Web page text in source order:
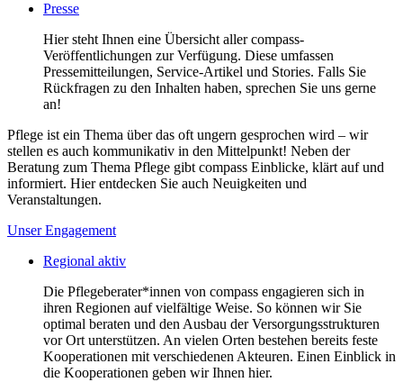
Presse
Hier steht Ihnen eine Übersicht aller compass-
Veröffentlichungen zur Verfügung. Diese umfassen
Pressemitteilungen, Service-Artikel und Stories. Falls Sie
Rückfragen zu den Inhalten haben, sprechen Sie uns gerne
an!
Pflege ist ein Thema über das oft ungern gesprochen wird – wir
stellen es auch kommunikativ in den Mittelpunkt! Neben der
Beratung zum Thema Pflege gibt compass Einblicke, klärt auf und
informiert. Hier entdecken Sie auch Neuigkeiten und
Veranstaltungen.
Unser Engagement
Regional aktiv
Die Pflegeberater*innen von compass engagieren sich in
ihren Regionen auf vielfältige Weise. So können wir Sie
optimal beraten und den Ausbau der Versorgungsstrukturen
vor Ort unterstützen. An vielen Orten bestehen bereits feste
Kooperationen mit verschiedenen Akteuren. Einen Einblick in
die Kooperationen geben wir Ihnen hier.